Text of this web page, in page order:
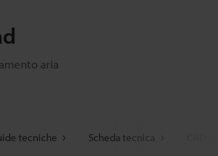
aria
tecniche Scheda tecnica